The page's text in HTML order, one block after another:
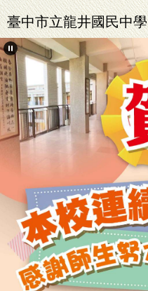
跳
到
主
要
內
容
區
臺中市立龍井國民中學